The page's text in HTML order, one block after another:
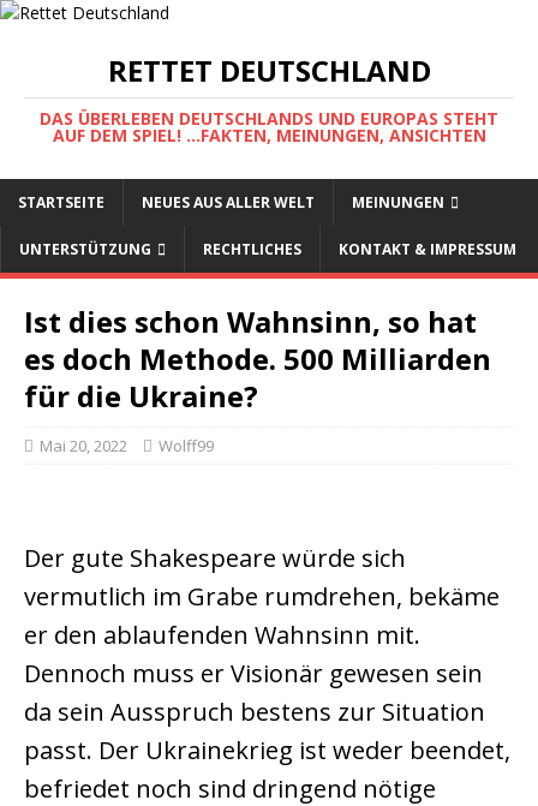
RETTET DEUTSCHLAND
DAS ÜBERLEBEN DEUTSCHLANDS UND EUROPAS STEHT
AUF DEM SPIEL! ...FAKTEN, MEINUNGEN, ANSICHTEN
STARTSEITE NEUES AUS ALLER WELT MEINUNGEN
UNTERSTÜTZUNG RECHTLICHES KONTAKT & IMPRESSUM
Ist dies schon Wahnsinn, so hat
es doch Methode. 500 Milliarden
für die Ukraine?
Mai 20, 2022 Wolff99
Der gute Shakespeare würde sich
vermutlich im Grabe rumdrehen, bekäme
er den ablaufenden Wahnsinn mit.
Dennoch muss er Visionär gewesen sein
da sein Ausspruch bestens zur Situation
passt. Der Ukrainekrieg ist weder beendet,
befriedet noch sind dringend nötige